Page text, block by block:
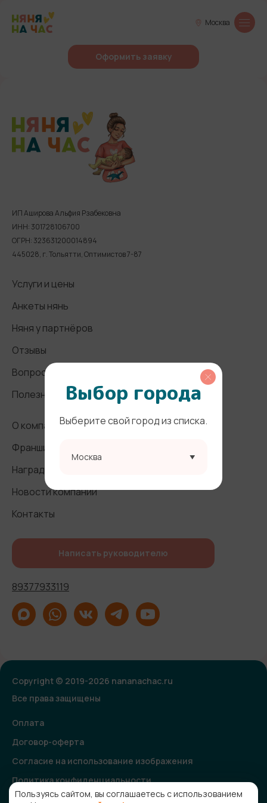
Москва
Оформить заявку
ИП Аширова Альфия Рзабековна
ИНН: 301728106700
ОГРН: 323631200014894
445028, г. Тольятти, Оптимистов 7-87
Услуги и цены
Анкеты нянь
Няня у партнёров
Отзывы
Вопросы и ответы
Полезные статьи
О компании
Франшиза
Награды и СМИ
Новости компании
Контакты
Написать руководителю
89377933119
Copyright © 2019-2026 nananachac.ru
Все права защищены
Оплата
Договор-оферта
Согласие на использование изображения
Политика конфиденциальности
Согласие на получение рекламной и информационной
Выбор города
Выберите свой город из списка.
Москва
Пользуясь сайтом, вы соглашаетесь с использованием